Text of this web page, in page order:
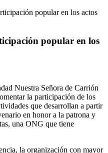
popular en los actos
popular en los
Nuestra Señora de Carrión
la participación de los
que desarrollan a partir
en honor a la patrona y
una ONG que tiene
la organización con mayor